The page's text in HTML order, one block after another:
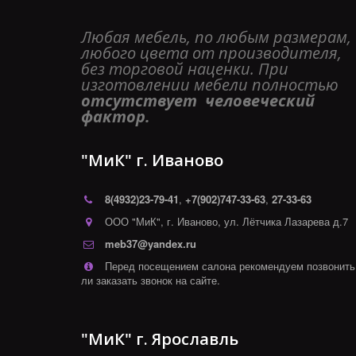
Любая мебель, по любым размерам,
любого цвета от производителя,
без торговой наценки. При
отсутствует  человеческий
фактор.
"МиК" г. Иваново
8(4932)23-79-41, +7(902)747-33-63, 27-33-63
ООО "МиК", г. Иваново, ул. Лётчика Лазарева д.7
meb37@yandex.ru
Перед посещением салона рекомендуем
ли заказать звонок на сайте.
"МиК" г. Ярославль